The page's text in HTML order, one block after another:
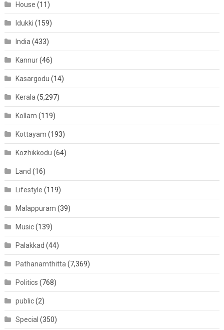
House (11)
Idukki (159)
India(433)
Kannur(46)
Kasargodu (14)
Kerala(5,297)
Kollam (119)
Kottayam (193)
Kozhikkodu (64)
Land (16)
Lifestyle (119)
Malappuram (39)
Music(139)
Palakkad (44)
Pathanamthitta(7,369)
Politics (768)
public(2)
Special (350)